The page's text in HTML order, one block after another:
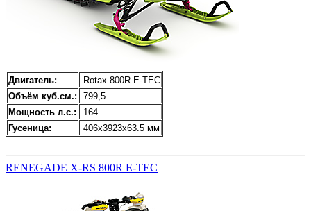
Двигатель:
Rotax 800R E-TEC
Объём куб.см.:
799,5
Мощность л.с.:
164
Гусеница:
406x3923x63.5 мм
RENEGADE X-RS 800R E-TEC